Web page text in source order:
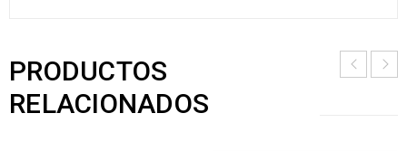
PRODUCTOS
RELACIONADOS